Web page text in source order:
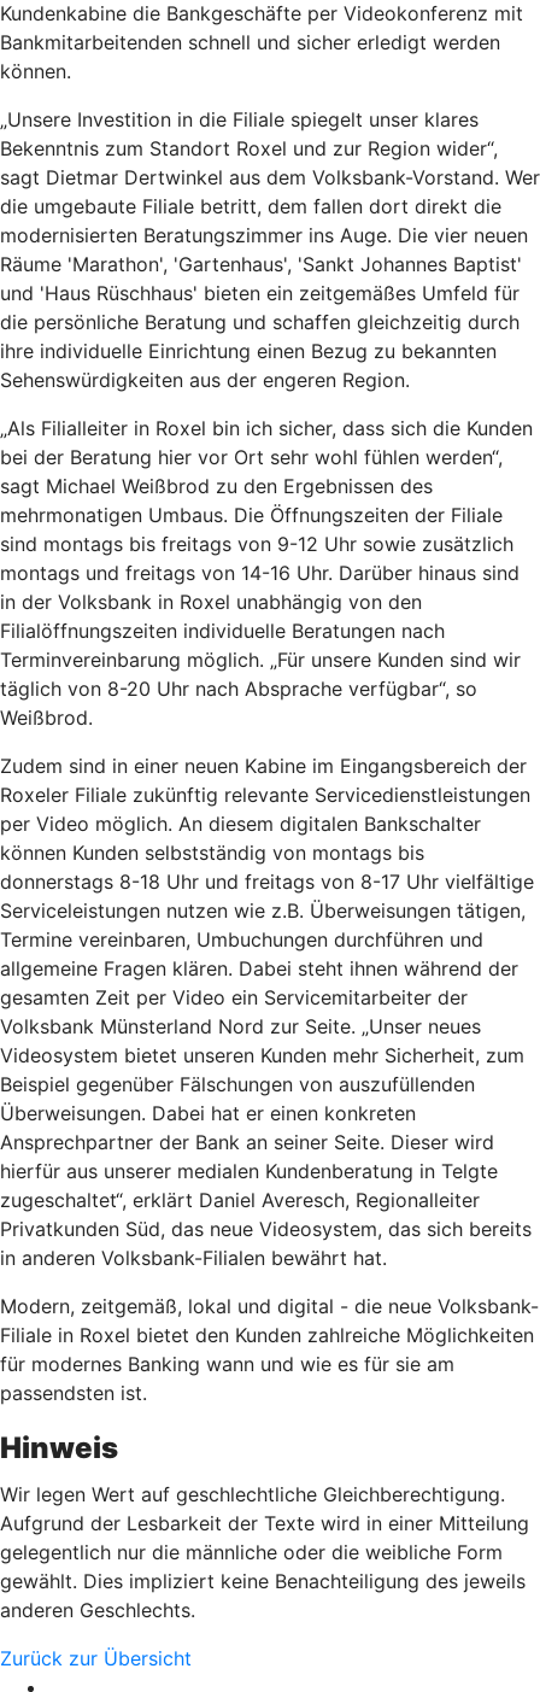
Kundenkabine die Bankgeschäfte per Videokonferenz mit
Bankmitarbeitenden schnell und sicher erledigt werden
können.
„Unsere Investition in die Filiale spiegelt unser klares
Bekenntnis zum Standort Roxel und zur Region wider“,
sagt Dietmar Dertwinkel aus dem Volksbank-Vorstand. Wer
die umgebaute Filiale betritt, dem fallen dort direkt die
modernisierten Beratungszimmer ins Auge. Die vier neuen
Räume 'Marathon', 'Gartenhaus', 'Sankt Johannes Baptist'
und 'Haus Rüschhaus' bieten ein zeitgemäßes Umfeld für
die persönliche Beratung und schaffen gleichzeitig durch
ihre individuelle Einrichtung einen Bezug zu bekannten
Sehenswürdigkeiten aus der engeren Region.
„Als Filialleiter in Roxel bin ich sicher, dass sich die Kunden
bei der Beratung hier vor Ort sehr wohl fühlen werden“,
sagt Michael Weißbrod zu den Ergebnissen des
mehrmonatigen Umbaus. Die Öffnungszeiten der Filiale
sind montags bis freitags von 9-12 Uhr sowie zusätzlich
montags und freitags von 14-16 Uhr. Darüber hinaus sind
in der Volksbank in Roxel unabhängig von den
Filialöffnungszeiten individuelle Beratungen nach
Terminvereinbarung möglich. „Für unsere Kunden sind wir
täglich von 8-20 Uhr nach Absprache verfügbar“, so
Weißbrod.
Zudem sind in einer neuen Kabine im Eingangsbereich der
Roxeler Filiale zukünftig relevante Servicedienstleistungen
per Video möglich. An diesem digitalen Bankschalter
können Kunden selbstständig von montags bis
donnerstags 8-18 Uhr und freitags von 8-17 Uhr vielfältige
Serviceleistungen nutzen wie z.B. Überweisungen tätigen,
Termine vereinbaren, Umbuchungen durchführen und
allgemeine Fragen klären. Dabei steht ihnen während der
gesamten Zeit per Video ein Servicemitarbeiter der
Volksbank Münsterland Nord zur Seite. „Unser neues
Videosystem bietet unseren Kunden mehr Sicherheit, zum
Beispiel gegenüber Fälschungen von auszufüllenden
Überweisungen. Dabei hat er einen konkreten
Ansprechpartner der Bank an seiner Seite. Dieser wird
hierfür aus unserer medialen Kundenberatung in Telgte
zugeschaltet“, erklärt Daniel Averesch, Regionalleiter
Privatkunden Süd, das neue Videosystem, das sich bereits
in anderen Volksbank-Filialen bewährt hat.
Modern, zeitgemäß, lokal und digital - die neue Volksbank-
Filiale in Roxel bietet den Kunden zahlreiche Möglichkeiten
für modernes Banking wann und wie es für sie am
passendsten ist.
Hinweis
Wir legen Wert auf geschlechtliche Gleichberechtigung.
Aufgrund der Lesbarkeit der Texte wird in einer Mitteilung
gelegentlich nur die männliche oder die weibliche Form
gewählt. Dies impliziert keine Benachteiligung des jeweils
anderen Geschlechts.
Zurück zur Übersicht